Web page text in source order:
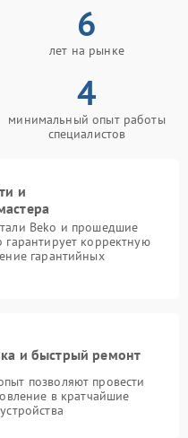
6
лет на рынке
4
минимальный опыт работы
специалистов
и
Beko и прошедшие
корректную
гарантийных
и быстрый ремонт
позволяют провести
в кратчайшие